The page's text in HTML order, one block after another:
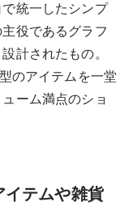
統一したシンプ
役であるグラフ
計されたもの。
のアイテムを一堂
ーム満点のショ
イテムや雑貨